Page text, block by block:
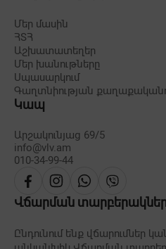
Մեր մասին
ՀՏՀ
Աշխատատեղեր
Մեր խանութները
Սպասարկում
Գաղտնիության
Կապ
Արշակունյաց 69/5
info@vlv.am
010-34-99-44
Վճարման
Ընդունում ենք վճարումներ